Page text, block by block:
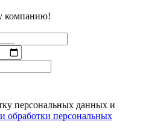
компанию!
персональных данных и
обработки персональных